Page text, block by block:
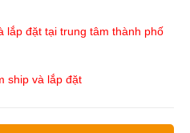
lắp đặt tại trung tâm thành phố
ship và lắp đặt